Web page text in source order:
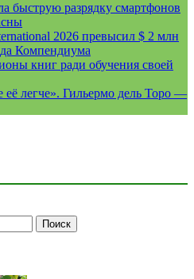
быструю разрядку смартфонов
2026 превысил $ 2 млн
Компендиума
книг ради обучения своей
её легче». Гильермо дель Торо —